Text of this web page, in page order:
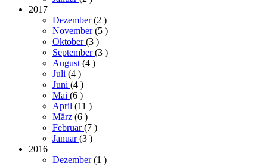
2017
Dezember(2 )
November(5 )
Oktober(3 )
September(3 )
August(4 )
Juli (4 )
Juni (4 )
Mai (6 )
April (11 )
März (6 )
Februar(7 )
Januar(3 )
2016
Dezember(1 )